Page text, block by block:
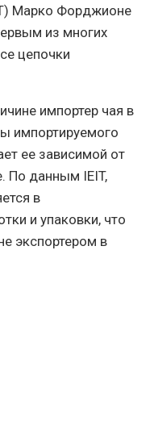
Марко Форджионе
из многих
цепочки
импортер чая в
импортируемого
ее зависимой от
По данным IEIT,
в
и упаковки, что
экспортером в